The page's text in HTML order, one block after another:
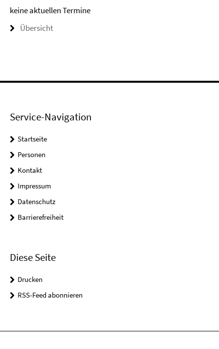
keine aktuellen Termine
Übersicht
Service-Navigation
Startseite
Personen
Kontakt
Impressum
Datenschutz
Barrierefreiheit
Diese Seite
Drucken
RSS-Feed abonnieren